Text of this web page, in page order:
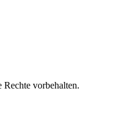
vorbehalten.